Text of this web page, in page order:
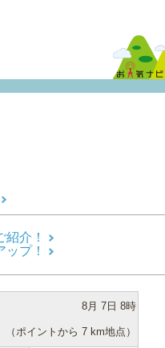
介！
プ！
8月 7日 8時
（ポイントから 7 km地点）